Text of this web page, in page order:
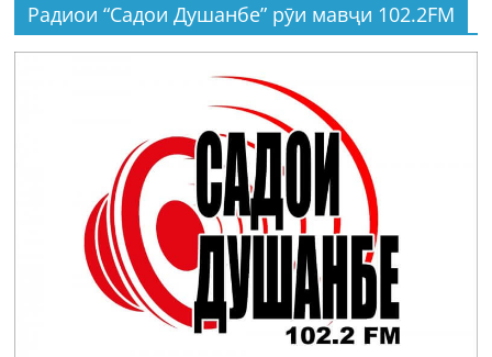
Радиои “Садои Душанбе” рӯи мавҷи 102.2FM